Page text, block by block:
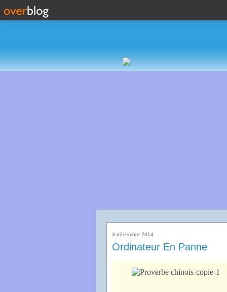
3 décembre 2014
Ordinateur En Panne